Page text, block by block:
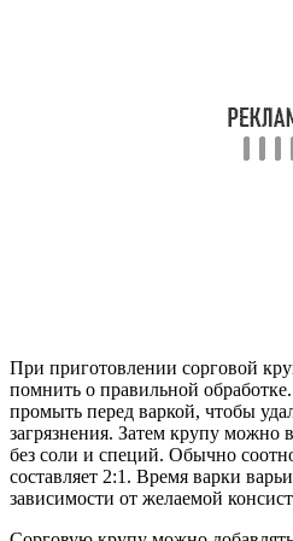
При приготовлении сорговой
помнить о правильной
промыть перед варкой, чтобы
загрязнения. Затем крупу можно
без соли и специй. Обычно
составляет 2:1. Время варки
зависимости от желаемой